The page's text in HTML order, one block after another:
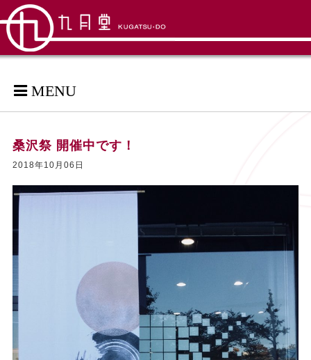
MENU
桑沢祭 開催中です！
2018年10月06日